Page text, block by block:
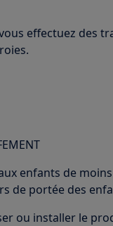
effectuez des
enfants de
de portée des
ou installer le